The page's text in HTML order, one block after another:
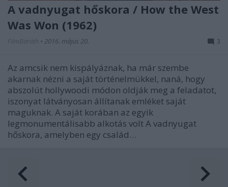
A vadnyugat hőskora / How the West
Was Won (1962)
• 2016. május 20. 3
Az amcsik nem kispályáznak, ha már szembe
akarnak nézni a saját történelmükkel, naná, hogy
abszolút hollywoodi módon oldják meg a feladatot,
iszonyat látványosan állítanak emléket saját
maguknak. A saját korában az egyik
legmonumentálisabb alkotás volt A vadnyugat
hőskora, amelyben egy család…